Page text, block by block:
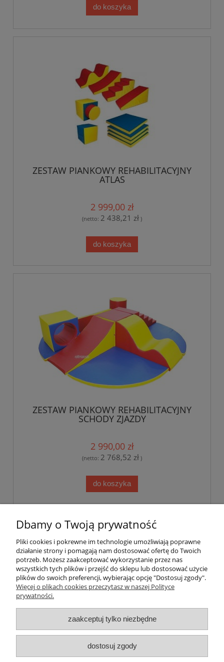
do koszyka
ZESTAW PIANKOWY REHABILITACYJNY
ATLAS
2 999,00 zł
(netto: 2 438,21 zł )
do koszyka
ZESTAW PIANKOWY REHABILITACYJNY
SCHODY ZJAZDY
2 990,00 zł
(netto: 2 768,52 zł )
do koszyka
« 1 ... 16 17 18 19
Pomoc
Dostawa
Gwarancja i zwroty
O firmie
Dbamy o Twoją prywatność
Pliki cookies i pokrewne im technologie umożliwiają poprawne
działanie strony i pomagają nam dostosować ofertę do Twoich
potrzeb. Możesz zaakceptować wykorzystanie przez nas
wszystkich tych plików i przejść do sklepu lub dostosować użycie
plików do swoich preferencji, wybierając opcję "Dostosuj zgody".
Więcej o plikach cookies przeczytasz w naszej Polityce
prywatności.
zaakceptuj tylko niezbędne
dostosuj zgody